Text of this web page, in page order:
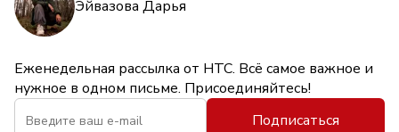
Эйвазова Дарья
Еженедельная рассылка от НТС. Всё самое важное и
нужное в одном письме. Присоединяйтесь!
Подписаться